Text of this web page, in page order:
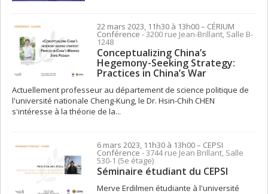
22 mars 2023, 11h30 à 13h00– CÉRIUM
Conférence- 3200 rue Jean-Brillant, Salle B-
1248
Conceptualizing China’s
Hegemony-Seeking Strategy:
Practices in China’s War
Actuellement professeur au département de science politique de
l'université nationale Cheng-Kung, le Dr. Hsin-Chih CHEN
s'intéresse à la théorie de la...
6 mars 2023, 11h30 à 13h00– CEPSI
Conférence- 3744 rue Jean Brillant, Salle
530-1 (5e étage)
Séminaire étudiant du CEPSI
Merve Erdilmen étudiante à l'université